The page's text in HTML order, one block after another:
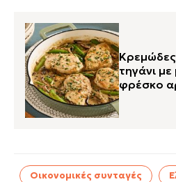
τηγάνι με
φρέσκο
Οικονομικές συνταγές